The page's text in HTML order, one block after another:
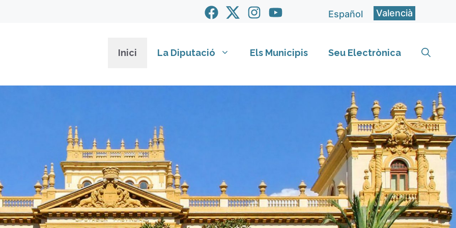
Español Valencià
Inici La Diputació Els Municipis Seu Electrònica